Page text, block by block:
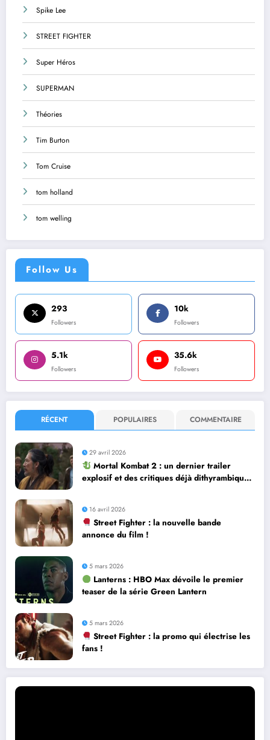
Spike Lee
STREET FIGHTER
Super Héros
SUPERMAN
Théories
Tim Burton
Tom Cruise
tom holland
tom welling
Follow Us
293
Followers
10k
Followers
5.1k
Followers
35.6k
Followers
RÉCENT POPULAIRES COMMENTAIRE
29 avril 2026
Mortal Kombat 2 : un dernier trailer
explosif et des critiques déjà dithyrambiques
16 avril 2026
Street Fighter : la nouvelle bande
annonce du film !
5 mars 2026
Lanterns : HBO Max dévoile le premier
teaser de la série Green Lantern
5 mars 2026
Street Fighter : la promo qui électrise les
fans !